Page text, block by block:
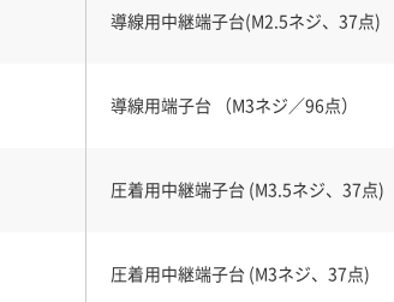
導線用中継端子台(M2.5ネジ、37点)
導線用端子台 （M3ネジ／96点）
圧着用中継端子台 (M3.5ネジ、37点)
圧着用中継端子台 (M3ネジ、37点)